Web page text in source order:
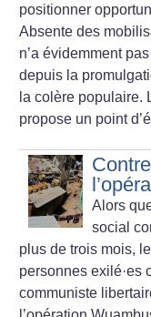
positionner
Absente des
n’a évidemment
depuis la
la colère populaire.
propose un point
Alors
social
plus de trois mois,
personnes exilé·es
communiste